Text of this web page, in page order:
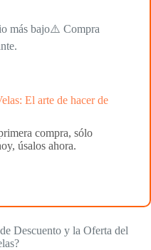
más bajo⚠️ Compra
El arte de hacer de
compra, sólo
úsalos ahora.
Descuento y la Oferta del